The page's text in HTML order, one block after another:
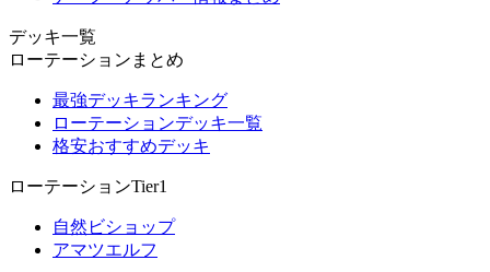
デッキ一覧
ローテーションまとめ
最強デッキランキング
ローテーションデッキ一覧
格安おすすめデッキ
ローテーションTier1
自然ビショップ
アマツエルフ